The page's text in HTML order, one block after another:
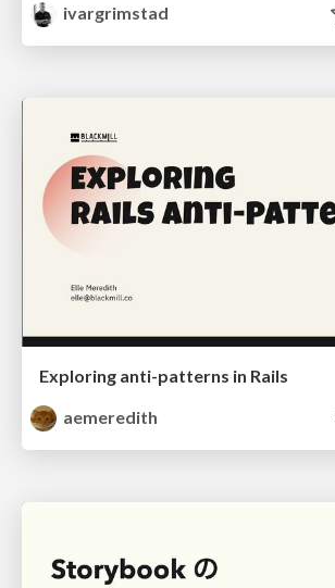
ivargrimstad
Exploring anti-patterns in Rails
aemeredith